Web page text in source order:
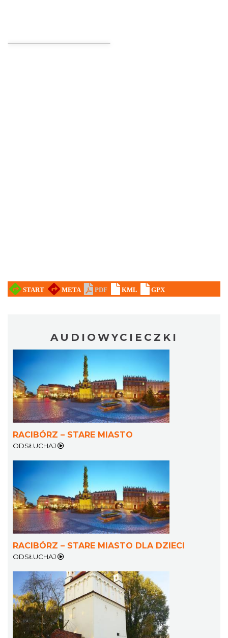
AUDIOWYCIECZKI
RACIBÓRZ – STARE MIASTO
ODSŁUCHAJ
RACIBÓRZ – STARE MIASTO DLA DZIECI
ODSŁUCHAJ